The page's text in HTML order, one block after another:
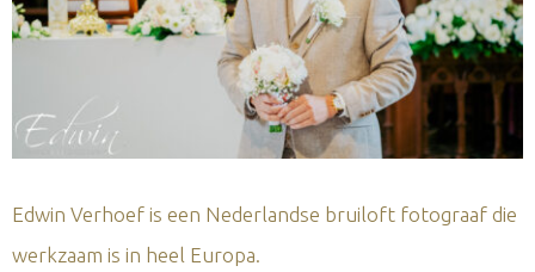
Edwin Verhoef is een Nederlandse bruiloft fotograaf die
werkzaam is in heel Europa.